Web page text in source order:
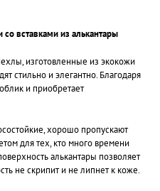
вставками из алькантары
изготовленные из экокожи
стильно и элегантно. Благодаря
и приобретает
хорошо пропускают
для тех, кто много времени
алькантары позволяет
не скрипит и не липнет к коже.